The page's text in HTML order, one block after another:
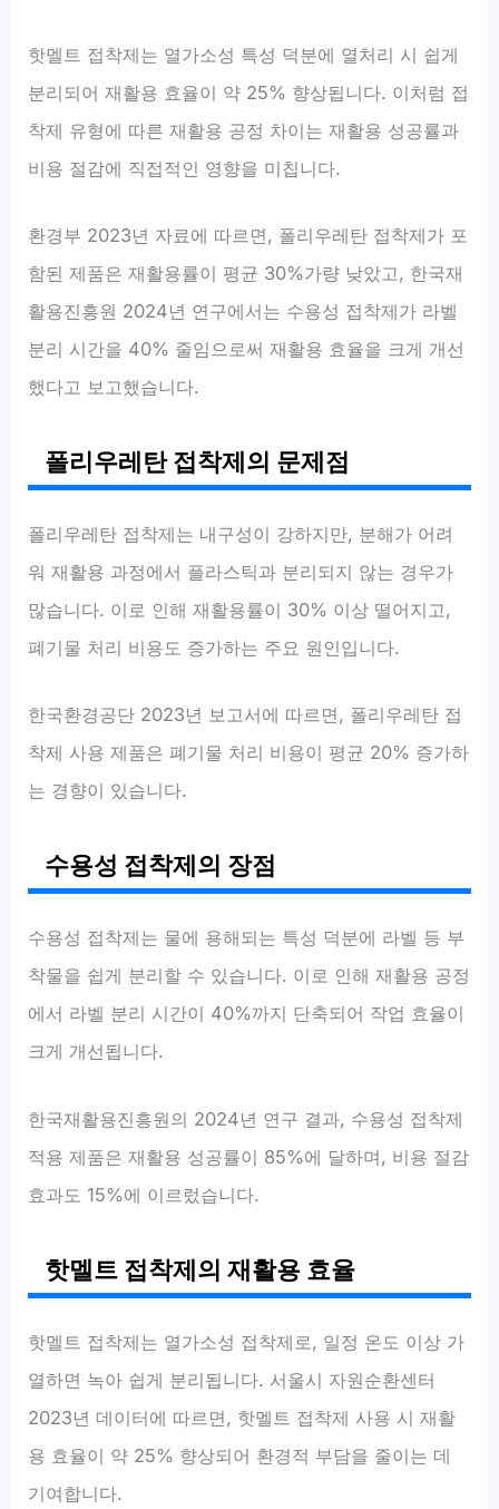
핫멜트 접착제는 열가소성 특성 덕분에 열처리 시 쉽게
분리되어 재활용 효율이 약 25% 향상됩니다. 이처럼 접
착제 유형에 따른 재활용 공정 차이는 재활용 성공률과
비용 절감에 직접적인 영향을 미칩니다.
환경부 2023년 자료에 따르면, 폴리우레탄 접착제가 포
함된 제품은 재활용률이 평균 30%가량 낮았고, 한국재
활용진흥원 2024년 연구에서는 수용성 접착제가 라벨
분리 시간을 40% 줄임으로써 재활용 효율을 크게 개선
했다고 보고했습니다.
폴리우레탄 접착제의 문제점
폴리우레탄 접착제는 내구성이 강하지만, 분해가 어려
워 재활용 과정에서 플라스틱과 분리되지 않는 경우가
많습니다. 이로 인해 재활용률이 30% 이상 떨어지고,
폐기물 처리 비용도 증가하는 주요 원인입니다.
한국환경공단 2023년 보고서에 따르면, 폴리우레탄 접
착제 사용 제품은 폐기물 처리 비용이 평균 20% 증가하
는 경향이 있습니다.
수용성 접착제의 장점
수용성 접착제는 물에 용해되는 특성 덕분에 라벨 등 부
착물을 쉽게 분리할 수 있습니다. 이로 인해 재활용 공정
에서 라벨 분리 시간이 40%까지 단축되어 작업 효율이
크게 개선됩니다.
한국재활용진흥원의 2024년 연구 결과, 수용성 접착제
적용 제품은 재활용 성공률이 85%에 달하며, 비용 절감
효과도 15%에 이르렀습니다.
핫멜트 접착제의 재활용 효율
핫멜트 접착제는 열가소성 접착제로, 일정 온도 이상 가
열하면 녹아 쉽게 분리됩니다. 서울시 자원순환센터
2023년 데이터에 따르면, 핫멜트 접착제 사용 시 재활
용 효율이 약 25% 향상되어 환경적 부담을 줄이는 데
기여합니다.